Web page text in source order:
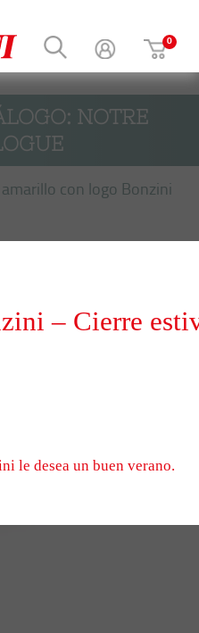
NOTRE
con logo Bonzini
– Cierre
le desea un buen verano.